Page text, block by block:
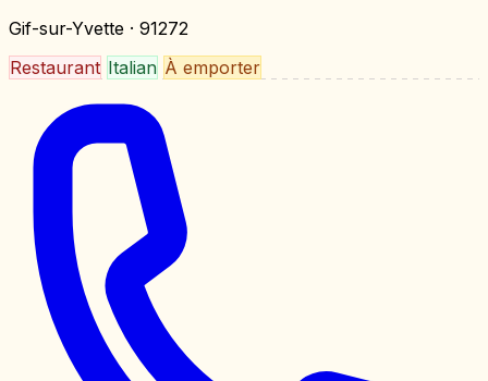
Gif-sur-Yvette · 91272
Restaurant Italian À emporter